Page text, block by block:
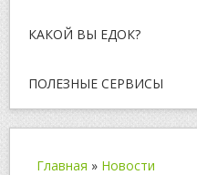
КАКОЙ ВЫ ЕДОК?
ПОЛЕЗНЫЕ СЕРВИСЫ
Главная » Новости